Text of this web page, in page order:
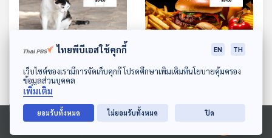
ดาวน์โหลด Thai PBS Podcast Application
Ⓒ 2020 องค์การกระจายเสียงและแพร่ภาพสาธารณะแห่งประเทศไทย
EP. 908: หากสัตว์เลี้ยงถูกงู
กัด ทำอย่างไร
โรงหมอ
ไทยพีบีเอสใช้คุกกี้ EN TH
เว็บไซต์ของเรามีการจัดเก็บคุกกี้ โปรดศึกษาเพิ่มเติมที่นโยบายคุ้มครอง
ข้อมูลส่วนบุคคล
เพิ่มเติม
ยอมรับทั้งหมด ไม่ยอมรับทั้งหมด ปิด